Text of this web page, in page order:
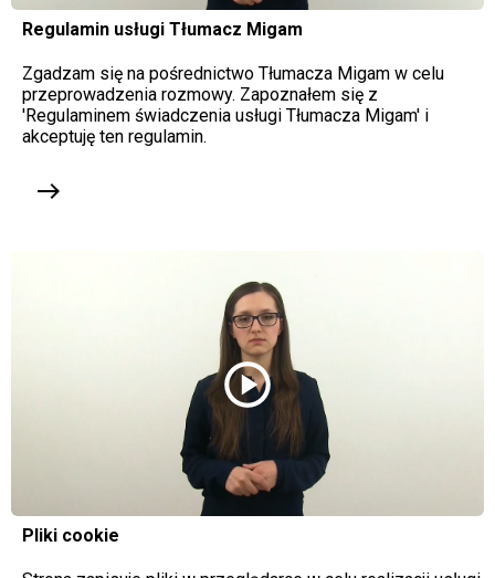
Regulamin usługi Tłumacz Migam
Zgadzam się na pośrednictwo Tłumacza Migam w celu
przeprowadzenia rozmowy. Zapoznałem się z
'Regulaminem świadczenia usługi Tłumacza Migam' i
akceptuję ten regulamin.
east
play_circle
Pliki cookie